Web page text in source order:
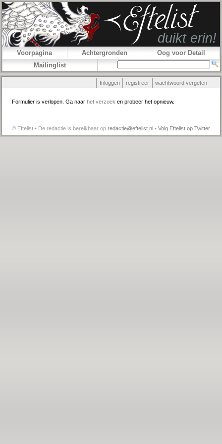
Voorpagina Achtergronden
Oog voor Detail
Mailinglist
Inloggen registreer wachtwoord vergeten
Formulier is verlopen. Ga naar het verzoek en probeer het opnieuw.
© Eftelist • De redactie is bereikbaar op redactie@eftelist.nl • Volg Eftelist op Twitter